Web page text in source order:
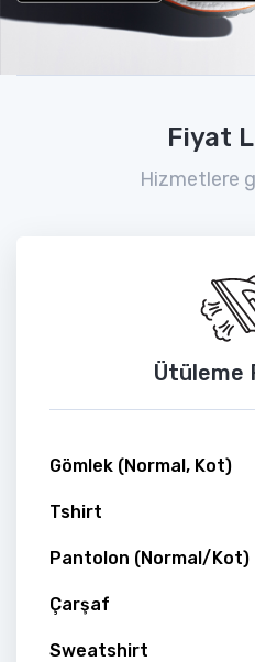
Fiyat
Hizmetlere
Ütüleme
Gömlek (Normal, Kot)
Tshirt
Pantolon (Normal/Kot)
Çarşaf
Sweatshirt